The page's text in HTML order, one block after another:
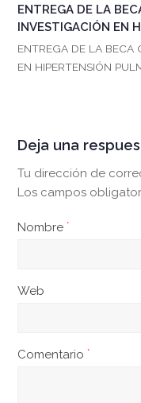
ENTREGA DE LA
INVESTIGACIÓN EN
ENTREGA DE LA BECA
EN HIPERTENSIÓN
Deja una
Tu dirección de
Los campos
Nombre*
Web
Comentario*